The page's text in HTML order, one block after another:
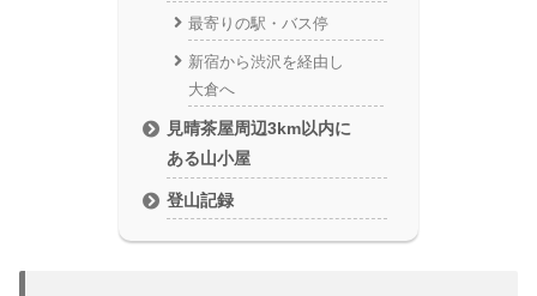
最寄りの駅・バス停
新宿から渋沢を経由し
大倉へ
見晴茶屋周辺3km以内に
ある山小屋
登山記録